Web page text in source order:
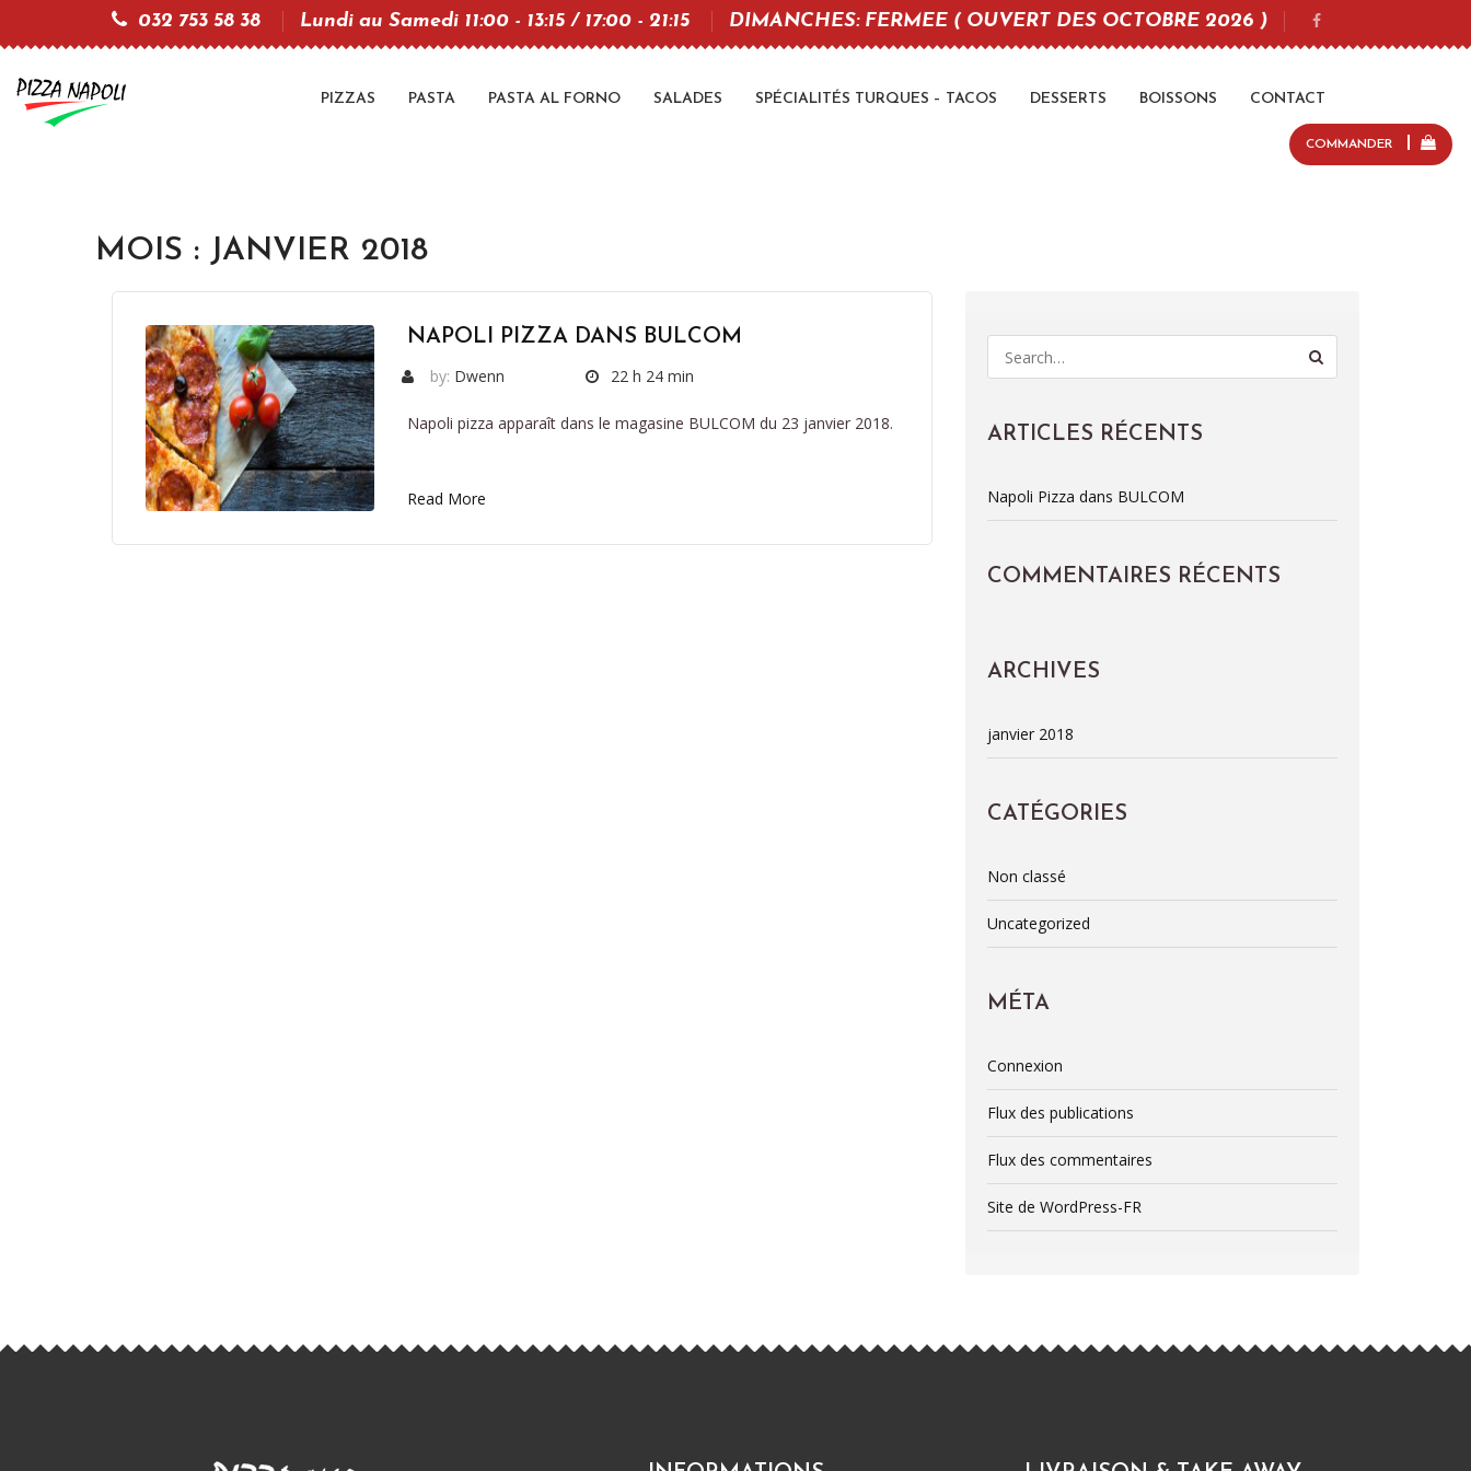
032 753 58 38 Lundi au Samedi 11:00 - 13:15 / 17:00 - 21:15 DIMANCHES: FERMEE ( OUVERT DES OCTOBRE 2026 )
PIZZAS PASTA PASTA AL FORNO SALADES SPÉCIALITÉS TURQUES – TACOS DESSERTS BOISSONS CONTACT
COMMANDER
MOIS : JANVIER 2018
NAPOLI PIZZA DANS BULCOM
by: Dwenn 22 h 24 min
Napoli pizza apparaît dans le magasine BULCOM du 23 janvier 2018.
Read More
S
c
o
r
ARTICLES RÉCENTS
Napoli Pizza dans BULCOM
COMMENTAIRES RÉCENTS
ARCHIVES
janvier 2018
CATÉGORIES
Non classé
Uncategorized
MÉTA
Connexion
Flux des publications
Flux des commentaires
Site de WordPress-FR